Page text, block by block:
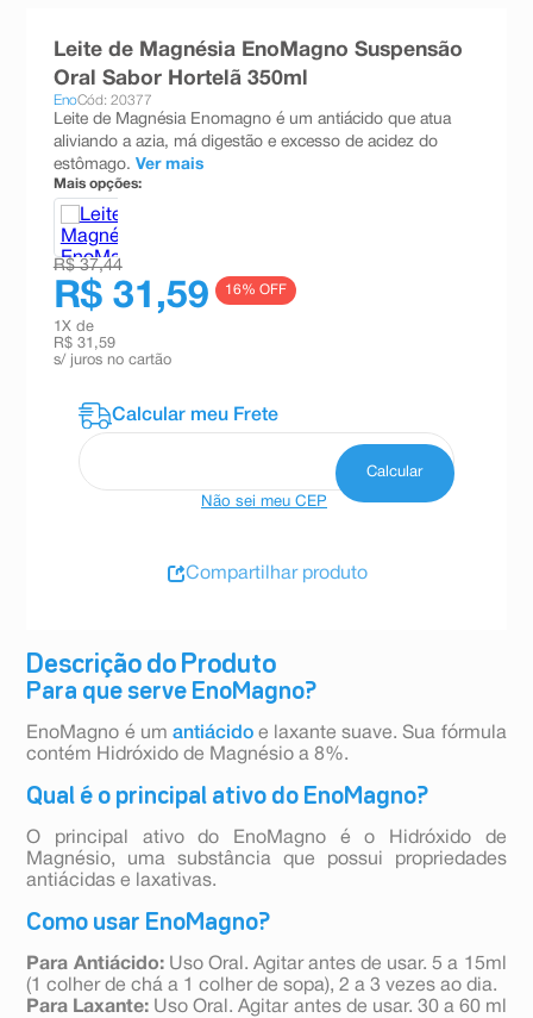
Descrição do Produto
Para que serve EnoMagno?
EnoMagno é um antiácidoe laxante suave. Sua fórmula
contém Hidróxido de Magnésio a 8%.
Qual é o principal ativo do EnoMagno?
O principal ativo do EnoMagno é o Hidróxido de
Magnésio, uma substância que possui propriedades
antiácidas e laxativas.
Como usar EnoMagno?
Para Antiácido:Uso Oral. Agitar antes de usar. 5 a 15ml
(1 colher de chá a 1 colher de sopa), 2 a 3 vezes ao dia.
Para Laxante: Uso Oral. Agitar antes de usar. 30 a 60 ml
Leite de Magnésia EnoMagno Suspensão
Oral Sabor Hortelã 350ml
EnoCód: 20377
Leite de Magnésia Enomagno é um antiácido que atua
aliviando a azia, má digestão e excesso de acidez do
estômago. Ver mais
Mais opções:
R$ 37,44
R$ 31,59 16% OFF
1 X de
R$ 31,59
s/ juros no cartão
Não sei meu CEP
Compartilhar produto
absorvente
10ºshampoo